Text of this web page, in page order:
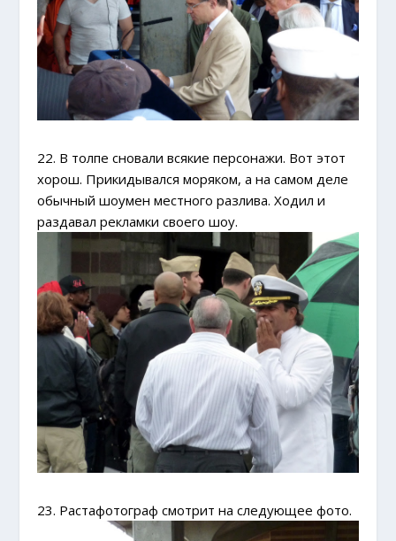
22. В толпе сновали всякие персонажи. Вот этот
хорош. Прикидывался моряком, а на самом деле
обычный шоумен местного разлива. Ходил и
раздавал рекламки своего шоу.
23. Растафотограф смотрит на следующее фото.